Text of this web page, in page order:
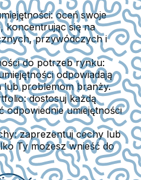
oceń swoje
koncentrując się na
przywódczych i
do potrzeb rynku:
odpowiadają
problemom branży.
dostosuj każdą
odpowiednie umiejętności
zaprezentuj cechy lub
Ty możesz wnieść do